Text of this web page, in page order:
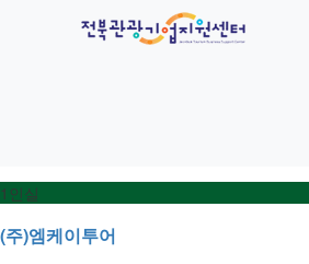
1인실
(주)엠케이투어